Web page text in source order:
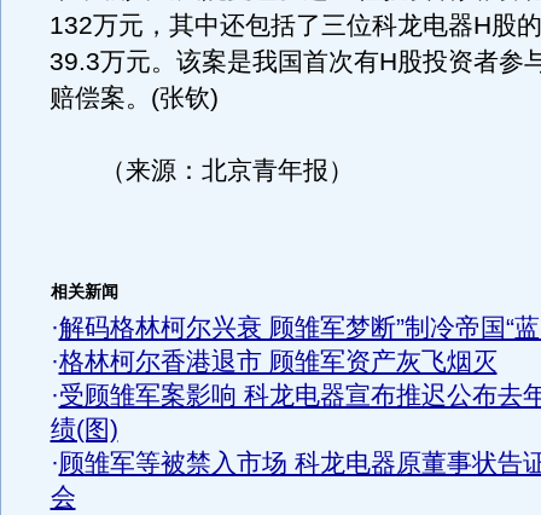
132万元，其中还包括了三位科龙电器H股
39.3万元。该案是我国首次有H股投资者参
赔偿案。(张钦)
（来源：北京青年报）
相关新闻
·解码格林柯尔兴衰 顾雏军梦断”制冷帝国“
·格林柯尔香港退市 顾雏军资产灰飞烟灭
·受顾雏军案影响 科龙电器宣布推迟公布去
绩(图)
·顾雏军等被禁入市场 科龙电器原董事状告
会